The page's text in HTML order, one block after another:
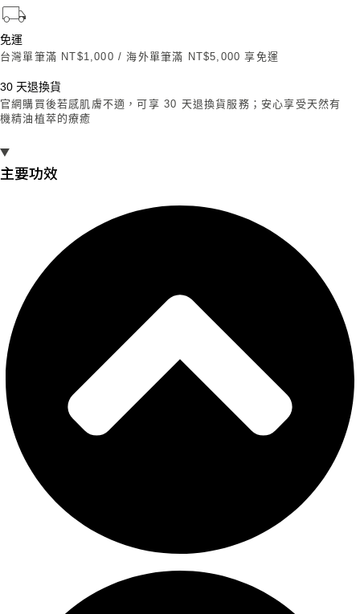
免運
台灣單筆滿 NT$1,000 / 海外單筆滿 NT$5,000 享免運
30 天退換貨
官網購買後若感肌膚不適，可享 30 天退換貨服務；安心享受天然有
機精油植萃的療癒
主要功效